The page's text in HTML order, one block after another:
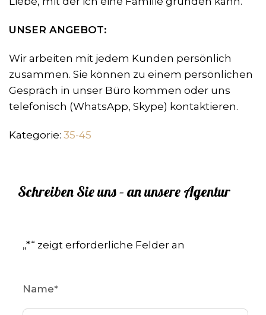
UNSER ANGEBOT:
Wir arbeiten mit jedem Kunden persönlich
zusammen. Sie können zu einem persönlichen
Gespräch in unser Büro kommen oder uns
telefonisch (WhatsApp, Skype) kontaktieren.
Kategorie: 35-45
Schreiben Sie uns – an unsere Agentur
„*“ zeigt erforderliche Felder an
Name*